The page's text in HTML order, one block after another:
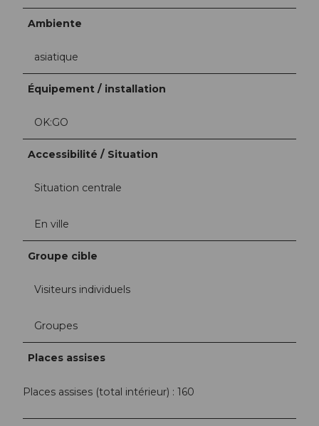
Ambiente
asiatique
Équipement / installation
OK:GO
Accessibilité / Situation
Situation centrale
En ville
Groupe cible
Visiteurs individuels
Groupes
Places assises
Places assises (total intérieur) : 160